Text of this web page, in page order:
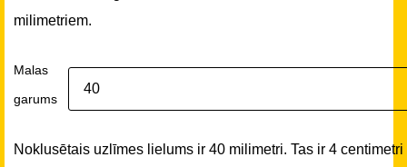
milimetriem.
Malas
garums
Noklusētais uzlīmes lielums ir 40 milimetri. Tas ir 4 centimetri